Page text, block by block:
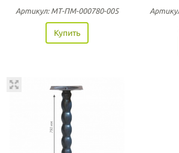
Артикул: МТ-ПМ-000780-005
Купить